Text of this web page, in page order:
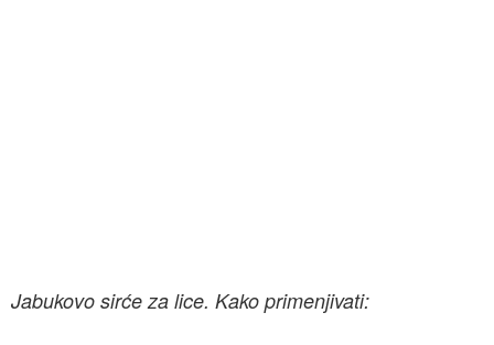
Jabukovo sirće za lice. Kako primenjivati: